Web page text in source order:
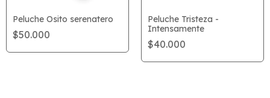
Peluche Osito serenatero
$50.000
Peluche Tristeza -
Intensamente
$40.000